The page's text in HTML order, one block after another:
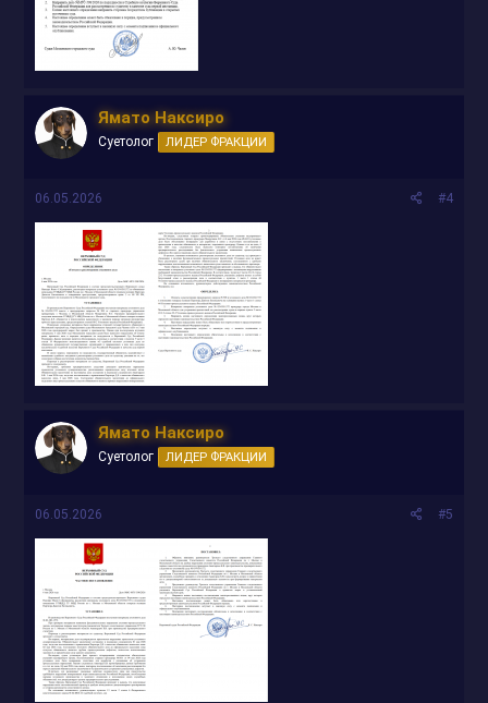
Ямато Наксиро
Суетолог ЛИДЕР ФРАКЦИИ
06.05.2026 #4
Ямато Наксиро
Суетолог ЛИДЕР ФРАКЦИИ
06.05.2026 #5